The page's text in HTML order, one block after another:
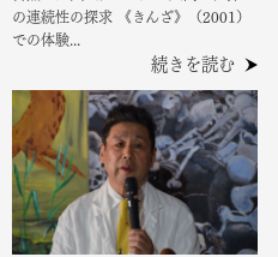
の連続性の探求 《きんざ》（2001）
での体験...
続きを読む